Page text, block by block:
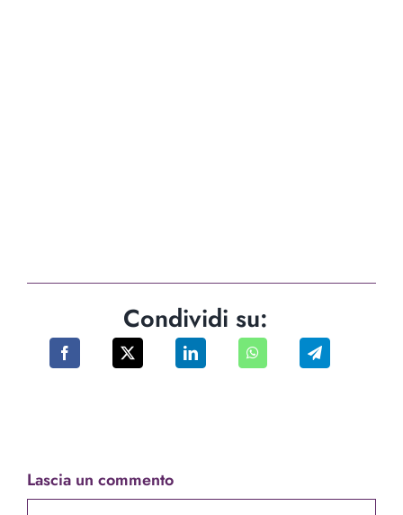
Condividi su:
Lascia un commento